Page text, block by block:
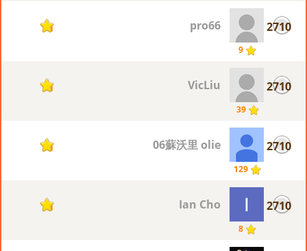
2710
9
pro66
1
2710
39
VicLiu
1
2710
129
06蘇沃里 olie
1
2710
8
Ian Cho
1